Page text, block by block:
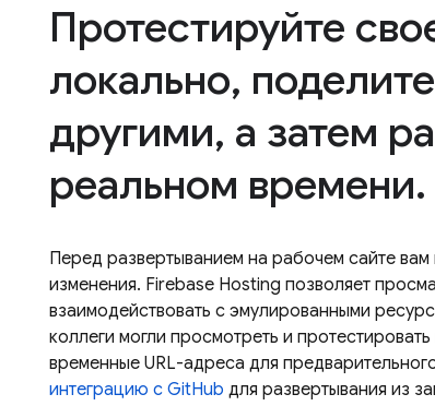
Протестируйте
локально,
другими, а затем
реальном времени.
Перед развертыванием на рабочем сайте
изменения. Firebase Hosting позволяет
взаимодействовать с эмулированными
коллеги могли просмотреть и
временные URL-адреса для
интеграцию с GitHub для развертывания из